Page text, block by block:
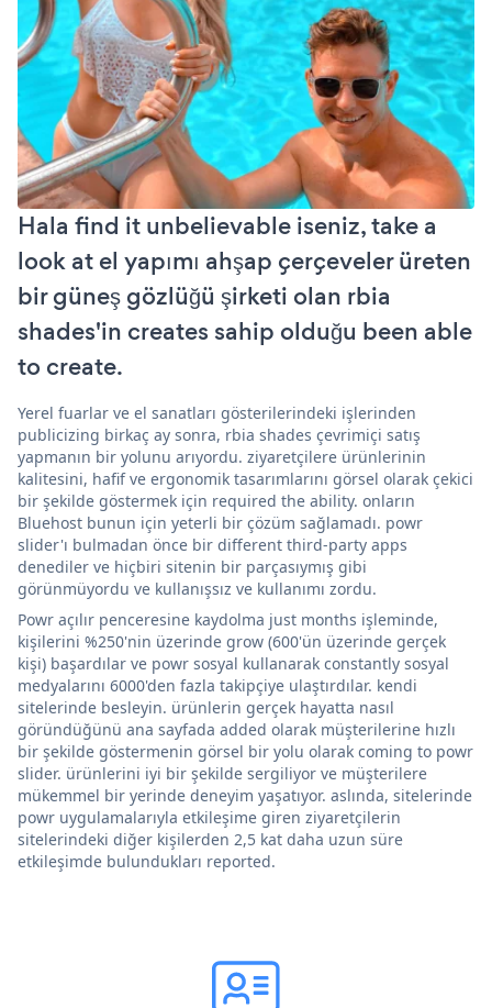
Hala find it unbelievable iseniz, take a
look at el yapımı ahşap çerçeveler üreten
bir güneş gözlüğü şirketi olan rbia
shades'in creates sahip olduğu been able
to create.
Yerel fuarlar ve el sanatları gösterilerindeki işlerinden
publicizing birkaç ay sonra, rbia shades çevrimiçi satış
yapmanın bir yolunu arıyordu. ziyaretçilere ürünlerinin
kalitesini, hafif ve ergonomik tasarımlarını görsel olarak çekici
bir şekilde göstermek için required the ability. onların
Bluehost bunun için yeterli bir çözüm sağlamadı. powr
slider'ı bulmadan önce bir different third-party apps
denediler ve hiçbiri sitenin bir parçasıymış gibi
görünmüyordu ve kullanışsız ve kullanımı zordu.
Powr açılır penceresine kaydolma just months işleminde,
kişilerini %250'nin üzerinde grow (600'ün üzerinde gerçek
kişi) başardılar ve powr sosyal kullanarak constantly sosyal
medyalarını 6000'den fazla takipçiye ulaştırdılar. kendi
sitelerinde besleyin. ürünlerin gerçek hayatta nasıl
göründüğünü ana sayfada added olarak müşterilerine hızlı
bir şekilde göstermenin görsel bir yolu olarak coming to powr
slider. ürünlerini iyi bir şekilde sergiliyor ve müşterilere
mükemmel bir yerinde deneyim yaşatıyor. aslında, sitelerinde
powr uygulamalarıyla etkileşime giren ziyaretçilerin
sitelerindeki diğer kişilerden 2,5 kat daha uzun süre
etkileşimde bulundukları reported.